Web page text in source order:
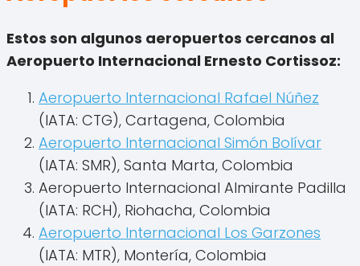
Estos son algunos aeropuertos cercanos al
Aeropuerto Internacional Ernesto Cortissoz:
Aeropuerto Internacional Rafael Núñez
(IATA: CTG), Cartagena, Colombia
Aeropuerto Internacional Simón Bolívar
(IATA: SMR), Santa Marta, Colombia
Aeropuerto Internacional Almirante Padilla
(IATA: RCH), Riohacha, Colombia
Aeropuerto Internacional Los Garzones
(IATA: MTR), Montería, Colombia